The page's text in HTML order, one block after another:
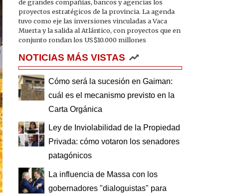
de grandes compañías, bancos y agencias los
proyectos estratégicos de la provincia. La agenda
tuvo como eje las inversiones vinculadas a Vaca
Muerta y la salida al Atlántico, con proyectos que en
conjunto rondan los US$10.000 millones
NOTICIAS MÁS VISTAS
Cómo será la sucesión en Gaiman:
cuál es el mecanismo previsto en la
Carta Orgánica
Ley de Inviolabilidad de la Propiedad
Privada: cómo votaron los senadores
patagónicos
La influencia de Massa con los
gobernadores "dialoguistas" para